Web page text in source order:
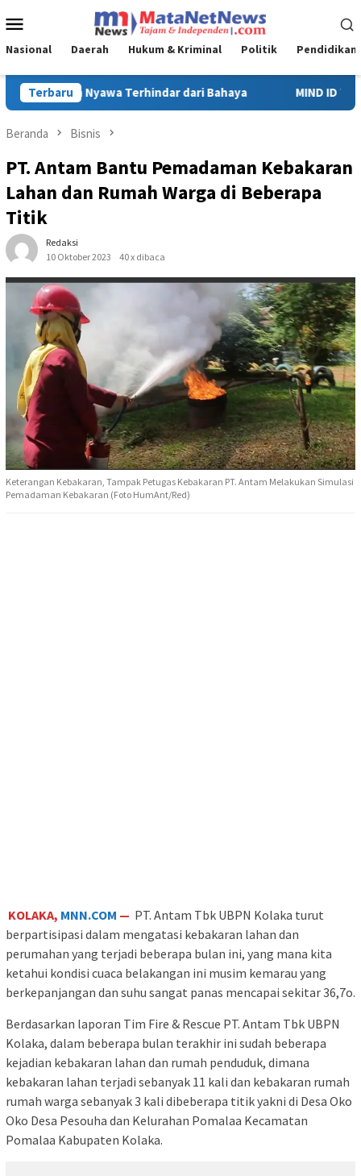
ke
Mobile
Nasional Daerah Hukum & Kriminal Politik Pendidikan
Terbaru
MIND ID Tegaskan Dukungan Penuh Bagi PT Vale di
Beranda Bisnis
PT. Antam Bantu Pemadaman Kebakaran
Lahan dan Rumah Warga di Beberapa
Titik
Redaksi
10 Oktober 2023
40 x dibaca
Keterangan Kebakaran, Tampak Petugas Kebakaran PT. Antam Melakukan Simulasi
Pemadaman Kebakaran (Foto HumAnt/Red)
KOLAKA, MNN.COM — PT. Antam Tbk UBPN Kolaka turut
berpartisipasi dalam mengatasi kebakaran lahan dan
perumahan yang terjadi beberapa bulan ini, yang mana kita
ketahui kondisi cuaca belakangan ini musim kemarau yang
berkepanjangan dan suhu sangat panas mencapai sekitar 36,7o.
Berdasarkan laporan Tim Fire & Rescue PT. Antam Tbk UBPN
Kolaka, dalam beberapa bulan terakhir ini sudah beberapa
kejadian kebakaran lahan dan rumah penduduk, dimana
kebakaran lahan terjadi sebanyak 11 kali dan kebakaran rumah
rumah warga sebanyak 3 kali dibeberapa titik yakni di Desa Oko
Oko Desa Pesouha dan Kelurahan Pomalaa Kecamatan
Pomalaa Kabupaten Kolaka.